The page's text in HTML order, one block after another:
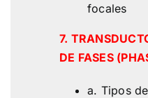
focales
7.
DE FASES
a. Tipos